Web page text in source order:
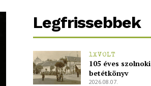
Legfrissebbek
1XVOLT
105 éves szolnoki
betétkönyv
2026.08.07.